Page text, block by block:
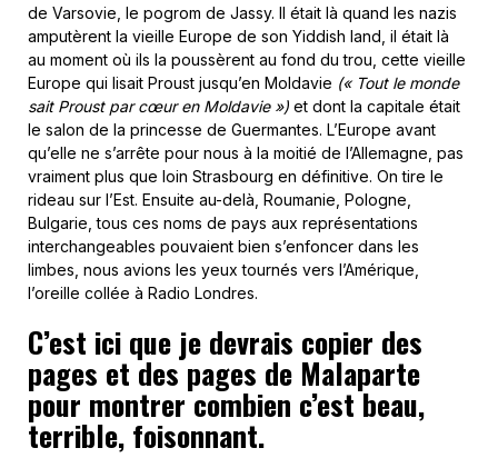
de Varsovie, le pogrom de Jassy. Il était là quand les nazis
amputèrent la vieille Europe de son Yiddish land, il était là
au moment où ils la poussèrent au fond du trou, cette vieille
Europe qui lisait Proust jusqu’en Moldavie (« Tout le monde
sait Proust par cœur en Moldavie ») et dont la capitale était
le salon de la princesse de Guermantes. L’Europe avant
qu’elle ne s’arrête pour nous à la moitié de l’Allemagne, pas
vraiment plus que loin Strasbourg en définitive. On tire le
rideau sur l’Est. Ensuite au-delà, Roumanie, Pologne,
Bulgarie, tous ces noms de pays aux représentations
interchangeables pouvaient bien s’enfoncer dans les
limbes, nous avions les yeux tournés vers l’Amérique,
l’oreille collée à Radio Londres.
C’est ici que je devrais copier des
pages et des pages de Malaparte
pour montrer combien c’est beau,
terrible, foisonnant.